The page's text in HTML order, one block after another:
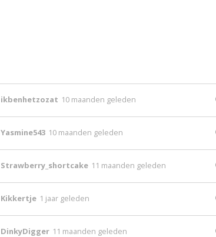
ikbenhetzozat 10 maanden geleden
Yasmine543 10 maanden geleden
Strawberry_shortcake 11 maanden geleden
Kikkertje 1 jaar geleden
DinkyDigger 11 maanden geleden